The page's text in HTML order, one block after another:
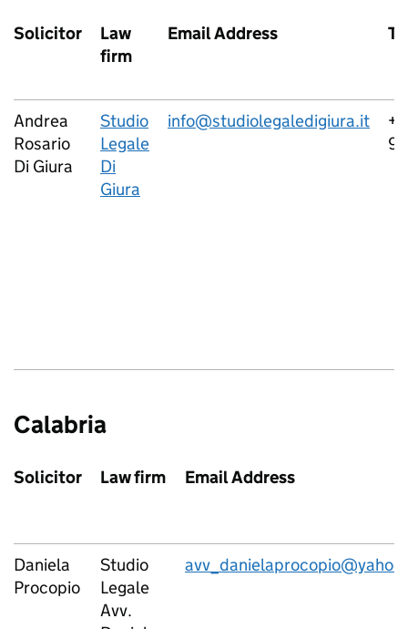
Solicitor
Law
firm
Email Address
Andrea
Rosario
Di Giura
Studio
Legale
Di
Giura
info@studiolegaledigiura.it
Calabria
Solicitor Law firm Email Address
Daniela
Procopio
Studio
Legale
Avv.